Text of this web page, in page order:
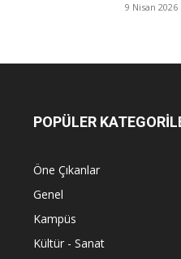
9 Nisan 2026
POPÜLER
Öne Çıkanlar
Genel
Kampüs
Kültür - Sanat